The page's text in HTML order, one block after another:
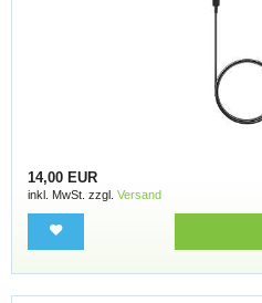
14,00 EUR
inkl. MwSt. zzgl. Versand